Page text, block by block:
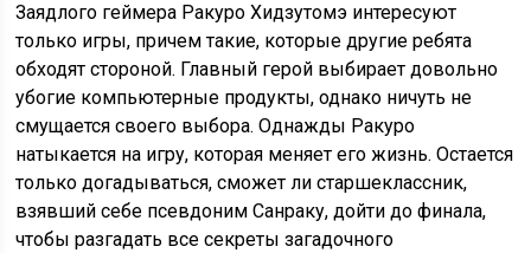
Заядлого геймера Ракуро Хидзутомэ интересуют
только игры, причем такие, которые другие ребята
обходят стороной. Главный герой выбирает довольно
убогие компьютерные продукты, однако ничуть не
смущается своего выбора. Однажды Ракуро
натыкается на игру, которая меняет его жизнь. Остается
только догадываться, сможет ли старшеклассник,
взявший себе псевдоним Санраку, дойти до финала,
чтобы разгадать все секреты загадочного